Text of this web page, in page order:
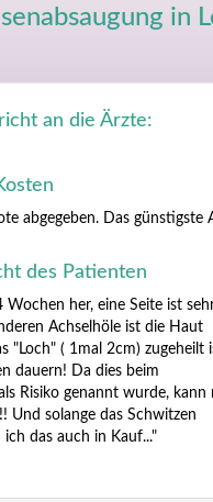
in
an die Ärzte:
abgegeben. Das günstigste
des Patienten
Wochen her, eine Seite ist
Achselhöle ist die Haut
"Loch" ( 1mal 2cm) zugeheilt
dauern! Da dies beim
Risiko genannt wurde, kann
Und solange das Schwitzen
das auch in Kauf..."